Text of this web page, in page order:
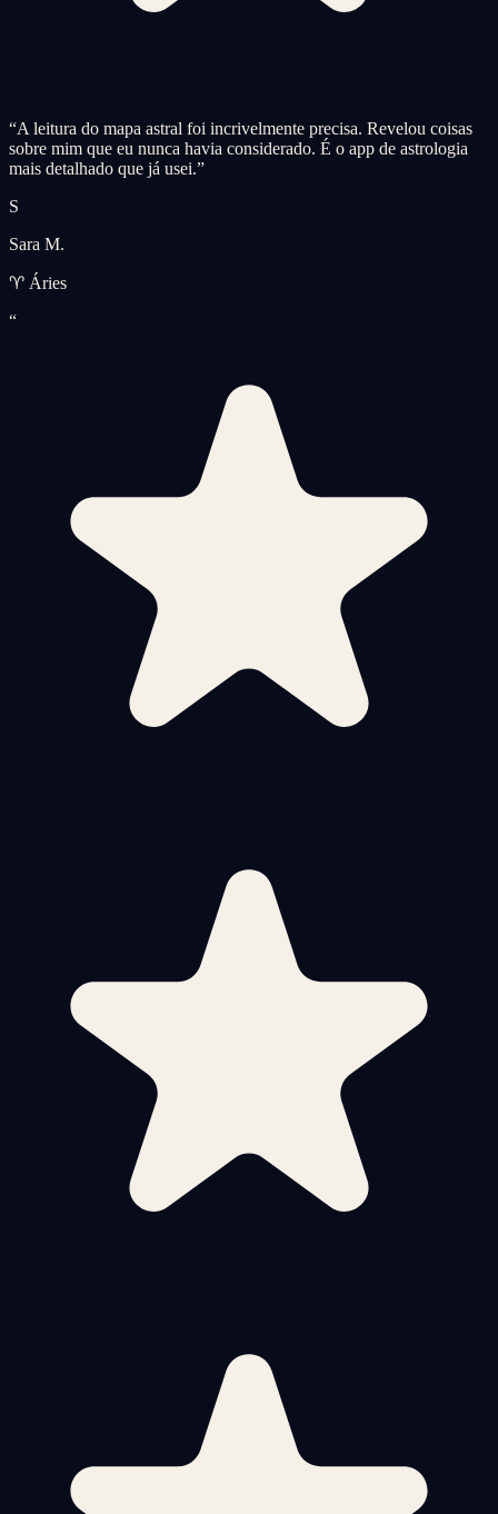
“A leitura do mapa astral foi incrivelmente precisa. Revelou coisas
sobre mim que eu nunca havia considerado. É o app de astrologia
mais detalhado que já usei.”
S
Sara M.
♈ Áries
“